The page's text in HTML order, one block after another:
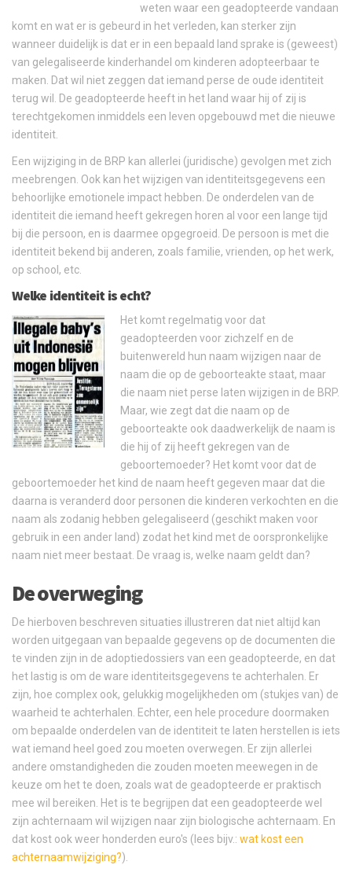
weten waar een geadopteerde vandaan
komt en wat er is gebeurd in het verleden, kan sterker zijn
wanneer duidelijk is dat er in een bepaald land sprake is (geweest)
van gelegaliseerde kinderhandel om kinderen adopteerbaar te
maken. Dat wil niet zeggen dat iemand perse de oude identiteit
terug wil. De geadopteerde heeft in het land waar hij of zij is
terechtgekomen inmiddels een leven opgebouwd met die nieuwe
identiteit.
Een wijziging in de BRP kan allerlei (juridische) gevolgen met zich
meebrengen. Ook kan het wijzigen van identiteitsgegevens een
behoorlijke emotionele impact hebben. De onderdelen van de
identiteit die iemand heeft gekregen horen al voor een lange tijd
bij die persoon, en is daarmee opgegroeid. De persoon is met die
identiteit bekend bij anderen, zoals familie, vrienden, op het werk,
op school, etc.
Welke identiteit is echt?
Het komt regelmatig voor dat
geadopteerden voor zichzelf en de
buitenwereld hun naam wijzigen naar de
naam die op de geboorteakte staat, maar
die naam niet perse laten wijzigen in de BRP.
Maar, wie zegt dat die naam op de
geboorteakte ook daadwerkelijk de naam is
die hij of zij heeft gekregen van de
geboortemoeder? Het komt voor dat de
geboortemoeder het kind de naam heeft gegeven maar dat die
daarna is veranderd door personen die kinderen verkochten en die
naam als zodanig hebben gelegaliseerd (geschikt maken voor
gebruik in een ander land) zodat het kind met de oorspronkelijke
naam niet meer bestaat. De vraag is, welke naam geldt dan?
De overweging
De hierboven beschreven situaties illustreren dat niet altijd kan
worden uitgegaan van bepaalde gegevens op de documenten die
te vinden zijn in de adoptiedossiers van een geadopteerde, en dat
het lastig is om de ware identiteitsgegevens te achterhalen. Er
zijn, hoe complex ook, gelukkig mogelijkheden om (stukjes van) de
waarheid te achterhalen. Echter, een hele procedure doormaken
om bepaalde onderdelen van de identiteit te laten herstellen is iets
wat iemand heel goed zou moeten overwegen. Er zijn allerlei
andere omstandigheden die zouden moeten meewegen in de
keuze om het te doen, zoals wat de geadopteerde er praktisch
mee wil bereiken. Het is te begrijpen dat een geadopteerde wel
zijn achternaam wil wijzigen naar zijn biologische achternaam. En
dat kost ook weer honderden euro's (lees bijv.: wat kost een
achternaamwijziging?).